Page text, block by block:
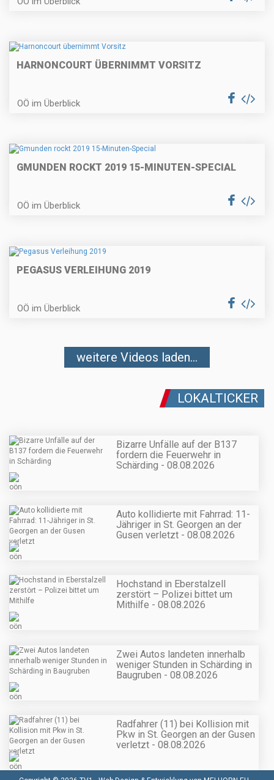
HARNONCOURT ÜBERNIMMT VORSITZ
OÖ im Überblick
GMUNDEN ROCKT 2019 15-MINUTEN-SPECIAL
OÖ im Überblick
PEGASUS VERLEIHUNG 2019
OÖ im Überblick
weitere Videos laden...
LOKALTICKER
Bizarre Unfälle auf der B137
fordern die Feuerwehr in
Schärding - 08.08.2026
Auto kollidierte mit Fahrrad: 11-
Jähriger in St. Georgen an der
Gusen verletzt - 08.08.2026
Hochstand in Eberstalzell
zerstört – Polizei bittet um
Mithilfe - 08.08.2026
Zwei Autos landeten innerhalb
weniger Stunden in Schärding in
Baugruben - 08.08.2026
Radfahrer (11) bei Kollision mit
Pkw in St. Georgen an der Gusen
verletzt - 08.08.2026